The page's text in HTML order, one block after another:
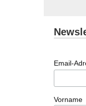
Email-
Vorname